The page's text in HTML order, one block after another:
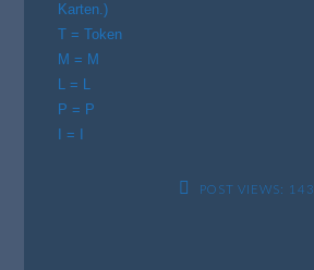
Karten.)
T= Token
M = M
L= L
P = P
= I
POST VIEWS: 143